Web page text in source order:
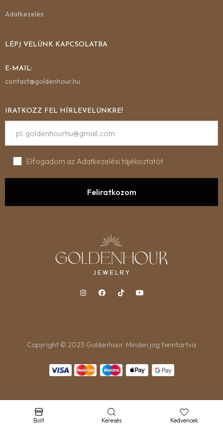
Adatkezelés
LÉPJ VELÜNK KAPCSOLATBA
E-MAIL:
contact@goldenhour.hu
IRATKOZZ FEL HÍRLEVELÜNKRE!
Elfogadom az Adatkezelési tájékoztatót.
Copyright © 2023 Goldenhour. Minden jog fenntartva
Bolt Keresés Kedvencek